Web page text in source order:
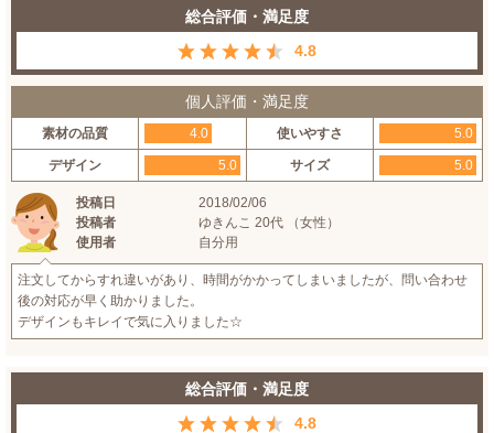
総合評価・満足度
4.8
個人評価・満足度
素材の品質 4.0 使いやすさ 5.0
デザイン 5.0 サイズ 5.0
投稿日
2018/02/06
投稿者
ゆきんこ 20代 （女性）
使用者
自分用
注文してからすれ違いがあり、時間がかかってしまいましたが、問い合わせ
後の対応が早く助かりました。
デザインもキレイで気に入りました☆
総合評価・満足度
4.8